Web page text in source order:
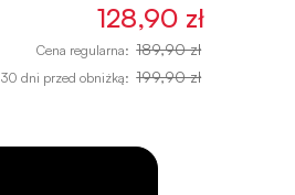
128,90 zł
Cena regularna: 189,90 zł
dni przed obniżką: 199,90 zł